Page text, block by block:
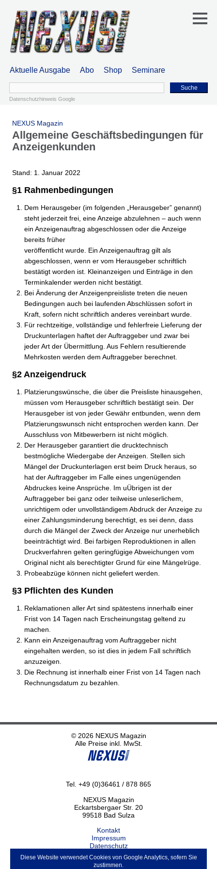
Aktuelle Ausgabe Abo Shop Seminare
Suche
Datenschutzhinweis Google
NEXUS Magazin
Allgemeine Geschäftsbedingungen für
Anzeigenkunden
Stand: 1. Januar 2022
§1 Rahmenbedingungen
Dem Herausgeber (im folgenden „Herausgeber” genannt)
steht jederzeit frei, eine Anzeige abzulehnen – auch wenn
ein Anzeigenauftrag abgeschlossen oder die Anzeige
bereits früher
veröffentlicht wurde. Ein Anzeigenauftrag gilt als
abgeschlossen, wenn er vom Herausgeber schriftlich
bestätigt worden ist. Kleinanzeigen und Einträge in den
Terminkalender werden nicht bestätigt.
Bei Änderung der Anzeigenpreisliste treten die neuen
Bedingungen auch bei laufenden Abschlüssen sofort in
Kraft, sofern nicht schriftlich anderes vereinbart wurde.
Für rechtzeitige, vollständige und fehlerfreie Lieferung der
Druckunterlagen haftet der Auftraggeber und zwar bei
jeder Art der Übermittlung. Aus Fehlern resultierende
Mehrkosten werden dem Auftraggeber berechnet.
§2 Anzeigendruck
Platzierungswünsche, die über die Preisliste hinausgehen,
müssen vom Herausgeber schriftlich bestätigt sein. Der
Herausgeber ist von jeder Gewähr entbunden, wenn dem
Platzierungswunsch nicht entsprochen werden kann. Der
Ausschluss von Mitbewerbern ist nicht möglich.
Der Herausgeber garantiert die drucktechnisch
bestmögliche Wiedergabe der Anzeigen. Stellen sich
Mängel der Druckunterlagen erst beim Druck heraus, so
hat der Auftraggeber im Falle eines ungenügenden
Abdruckes keine Ansprüche. Im uÜbrigen ist der
Auftraggeber bei ganz oder teilweise unleserlichem,
unrichtigem oder unvollständigem Abdruck der Anzeige zu
einer Zahlungsminderung berechtigt, es sei denn, dass
durch die Mängel der Zweck der Anzeige nur unerheblich
beeinträchtigt wird. Bei farbigen Reproduktionen in allen
Druckverfahren gelten geringfügige Abweichungen vom
Original nicht als berechtigter Grund für eine Mängelrüge.
Probeabzüge können nicht geliefert werden.
§3 Pflichten des Kunden
Reklamationen aller Art sind spätestens innerhalb einer
Frist von 14 Tagen nach Erscheinungstag geltend zu
machen.
Kann ein Anzeigenauftrag vom Auftraggeber nicht
eingehalten werden, so ist dies in jedem Fall schriftlich
anzuzeigen.
Die Rechnung ist innerhalb einer Frist von 14 Tagen nach
Rechnungsdatum zu bezahlen.
© 2026 NEXUS Magazin
Alle Preise inkl. MwSt.
Tel. +49 (0)36461 / 878 865
NEXUS Magazin
Eckartsbergaer Str. 20
99518 Bad Sulza
Kontakt
Impressum
Datenschutz
Haftungsausschluss
ABO kündigen
Diese Website verwendet Cookies von Google Analytics, sofern Sie
zustimmen.